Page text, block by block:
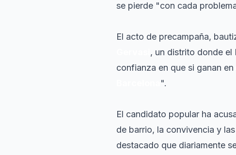
se pierde "con cada
El acto de precampaña,
, un distrito donde el
confianza en que si ganan
".
El candidato popular ha
de barrio, la convivencia y
destacado que diariamente